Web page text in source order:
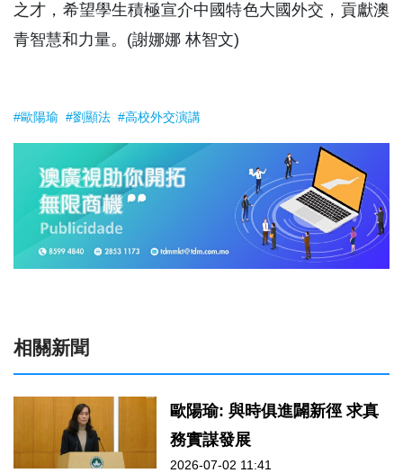
之才，希望學生積極宣介中國特色大國外交，貢獻澳
青智慧和力量。(謝娜娜 林智文)
#歐陽瑜 #劉顯法 #高校外交演講
相關新聞
歐陽瑜: 與時俱進闢新徑 求真
務實謀發展
2026-07-02 11:41